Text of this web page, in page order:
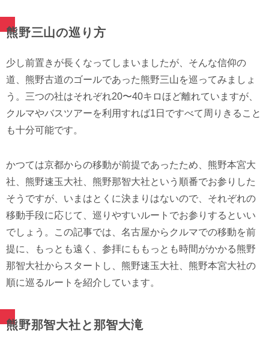
熊野三山の巡り方
少し前置きが長くなってしまいましたが、そんな信仰の
道、熊野古道のゴールであった熊野三山を巡ってみましょ
う。三つの社はそれぞれ20〜40キロほど離れていますが、
クルマやバスツアーを利用すれば1日ですべて周りきること
も十分可能です。
かつては京都からの移動が前提であったため、熊野本宮大
社、熊野速玉大社、熊野那智大社という順番でお参りした
そうですが、いまはとくに決まりはないので、それぞれの
移動手段に応じて、巡りやすいルートでお参りするといい
でしょう。この記事では、名古屋からクルマでの移動を前
提に、もっとも遠く、参拝にももっとも時間がかかる熊野
那智大社からスタートし、熊野速玉大社、熊野本宮大社の
順に巡るルートを紹介しています。
熊野那智大社と那智大滝